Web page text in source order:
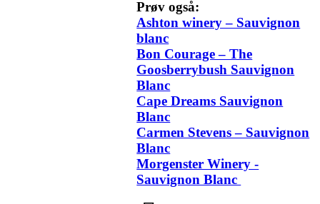
Prøv også:
Ashton winery – Sauvignon
blanc
Bon Courage – The
Goosberrybush Sauvignon
Blanc
Cape Dreams Sauvignon
Blanc
Carmen Stevens – Sauvignon
Blanc
Morgenster Winery -
Sauvignon Blanc